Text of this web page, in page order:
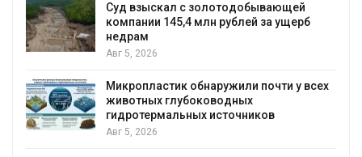
с золотодобывающей
145,4 млн рублей за ущерб
2026
обнаружили почти у всех
глубоководных
источников
2026